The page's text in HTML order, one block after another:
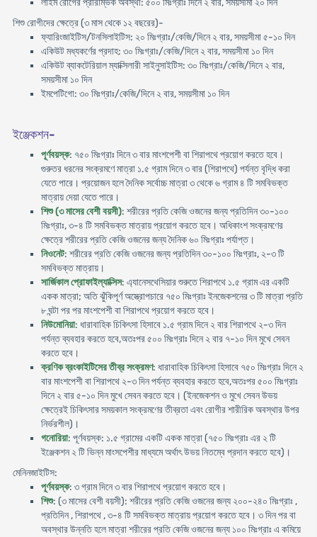
লাইম রোগের প্রারম্ভিক অবস্থা: ৫০০ মিঃগ্রাঃ দিনে ২ বার, সময়সীমা ২০ দিন
শিশু রোগীদের ক্ষেত্রে (৩ মাস থেকে ১২ বছরের)-
ফ্যারিংজাইটিস/টনসিলাইটিস: ২০ মিঃগ্রাঃ/কেজি/দিনে ২ বার, সময়সীমা ৫-১০ দিন
একিউট মধ্যকর্ণের প্রদাহ: ৩০ মিঃগ্রাঃ/কেজি/দিনে ২ বার, সময়সীমা ১০ দিন
একিউট ব্যাকটেরিয়াল ম্যাক্সিলারী সাইনুসাইটিস: ৩০ মিঃগ্রাঃ/কেজি/দিনে ২ বার,
সময়সীমা ১০ দিন
ইমপেটিগো: ৩০ মিঃগ্রাঃ/কেজি/দিনে ২ বার, সময়সীমা ১০ দিন
ইঞ্জেকশন-
পূর্ণবয়স্ক: ৭৫০ মিঃগ্রাঃ দিনে ৩ বার মাংশপেশী বা শিরাপথে প্রয়োগ করতে হবে।
গুরুতর ধরনের সংক্রমণে মাত্রা ১.৫ গ্রাম দিনে ৩ বার (শিরাপথে) পর্যন্ত বৃদ্ধি করা
যেতে পারে। প্রয়োজন হলে দৈনিক সর্বোচ্চ মাত্রা ৩ থেকে ৬ গ্রাম ৪ টি সমবিভক্ত
মাত্রায় দেয়া যেতে পারে।
শিশু (৩ মাসের বেশী বয়সী): শরীরের প্রতি কেজি ওজনের জন্য প্রতিদিন ৩০-১০০
মিঃগ্রাঃ, ৩-৪ টি সমবিভক্ত মাত্রায় প্রয়োগ করতে হবে। অধিকাংশ সংক্রমণের
ক্ষেত্রে শরীরের প্রতি কেজি ওজনের জন্য দৈনিক ৬০ মিঃগ্রাঃ পর্যাপ্ত।
নিওনেট: শরীরের প্রতি কেজি ওজনের জন্য প্রতিদিন ৩০-১০০ মিঃগ্রাঃ, ২-৩ টি
সমবিভক্ত মাত্রায়।
সার্জিকাল প্রোফাইল্যাক্সিস: এ্যানেসথেসিয়ার শুরুতে শিরাপথে ১.৫ গ্রাম এর একটি
একক মাত্রা; অতি ঝুঁকিপূর্ণ অস্ত্রোপচারে ৭৫০ মিঃগ্রাঃ ইনজেকশনের ৩ টি মাত্রা প্রতি
৮ ঘন্টা পর পর মাংশপেশী বা শিরাপথে প্রয়োগ করতে হবে।
নিউমোনিয়া: ধারাবাহিক চিকিৎসা হিসাবে ১.৫ গ্রাম দিনে ২ বার শিরাপথে ২-৩ দিন
পর্যন্ত ব্যবহার করতে হবে,অতঃপর ৫০০ মিঃগ্রাঃ দিনে ২ বার ৭-১০ দিন মুখে সেবন
করতে হবে।
ক্রণিক ব্রংকাইটিসের তীব্র সংক্রমণ: ধারাবাহিক চিকিৎসা হিসাবে ৭৫০ মিঃগ্রাঃ দিনে ২
বার মাংশপেশী বা শিরাপথে ২-৩ দিন পর্যন্ত ব্যবহার করতে হবে,অতঃপর ৫০০ মিঃগ্রাঃ
দিনে ২ বার ৫-১০ দিন মুখে সেবন করতে হবে। (ইনজেকশন ও মুখে সেবন উভয়
ক্ষেত্রেই চিকিৎসার সময়কাল সংক্রমণের তীব্রতা এবং রোগীর শারীরিক অবস্থার উপর
নির্ভরশীল)।
গনোরিয়া: পূর্ণবয়স্ক: ১.৫ গ্রামের একটি একক মাত্রা (৭৫০ মিঃগ্রাঃ এর ২ টি
ইঞ্জেকশন ২ টি ভিন্ন মাংসপেশীর মাধ্যমে অর্থাৎ উভয় নিতম্বে প্রদান করতে হবে)।
মেনিনজাইটিস:
পূর্ণবয়স্ক: ৩ গ্রাম দিনে ৩ বার শিরাপথে প্রয়োগ করতে হবে।
শিশু: (৩ মাসের বেশী বয়সী): শরীরের প্রতি কেজি ওজনের জন্য ২০০-২৪০ মিঃগ্রাঃ ,
প্রতিদিন , শিরাপথে , ৩-৪ টি সমবিভক্ত মাত্রায় প্রয়োগ করতে হবে। ৩ দিন পর বা
অবস্থার উন্নতি হলে মাত্রা শরীরের প্রতি কেজি ওজনের জন্য ১০০ মিঃগ্রাঃ এ কমিয়ে